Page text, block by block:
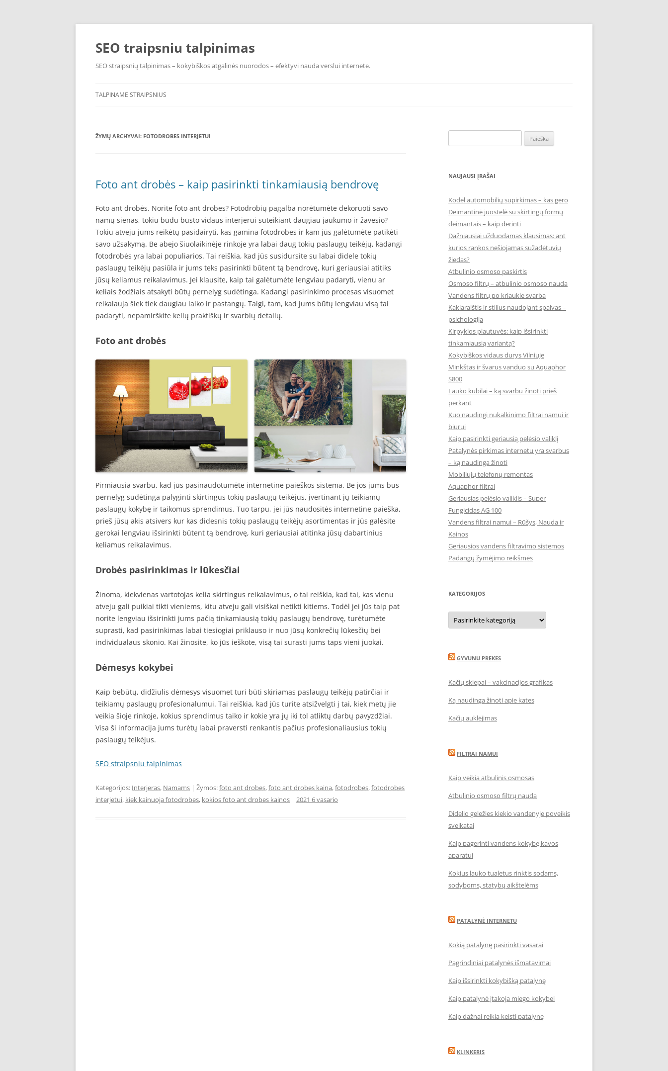
Pereiti
SEO traipsniu talpinimas
SEO straipsnių talpinimas – kokybiškos atgalinės nuorodos – efektyvi nauda verslui internete.
TALPINAME STRAIPSNIUS
ŽYMŲ ARCHYVAI: FOTODROBES INTERJETUI
Foto ant drobės – kaip pasirinkti tinkamiausią bendrovę
Foto ant drobės. Norite foto ant drobes? Fotodrobių pagalba norėtumėte dekoruoti savo
namų sienas, tokiu būdu būsto vidaus interjerui suteikiant daugiau jaukumo ir žavesio?
Tokiu atveju jums reikėtų pasidairyti, kas gamina fotodrobes ir kam jūs galėtumėte patikėti
savo užsakymą. Be abejo šiuolaikinėje rinkoje yra labai daug tokių paslaugų teikėjų, kadangi
fotodrobės yra labai populiarios. Tai reiškia, kad jūs susidursite su labai didele tokių
paslaugų teikėjų pasiūla ir jums teks pasirinkti būtent tą bendrovę, kuri geriausiai atitiks
jūsų keliamus reikalavimus. Jei klausite, kaip tai galėtumėte lengviau padaryti, vienu ar
keliais žodžiais atsakyti būtų pernelyg sudėtinga. Kadangi pasirinkimo procesas visuomet
reikalauja šiek tiek daugiau laiko ir pastangų. Taigi, tam, kad jums būtų lengviau visą tai
padaryti, nepamirškite kelių praktiškų ir svarbių detalių.
Foto ant drobės
Pirmiausia svarbu, kad jūs pasinaudotumėte internetine paieškos sistema. Be jos jums bus
pernelyg sudėtinga palyginti skirtingus tokių paslaugų teikėjus, įvertinant jų teikiamų
paslaugų kokybę ir taikomus sprendimus. Tuo tarpu, jei jūs naudositės internetine paieška,
prieš jūsų akis atsivers kur kas didesnis tokių paslaugų teikėjų asortimentas ir jūs galėsite
gerokai lengviau išsirinkti būtent tą bendrovę, kuri geriausiai atitinka jūsų dabartinius
keliamus reikalavimus.
Drobės pasirinkimas ir lūkesčiai
Žinoma, kiekvienas vartotojas kelia skirtingus reikalavimus, o tai reiškia, kad tai, kas vienu
atveju gali puikiai tikti vieniems, kitu atveju gali visiškai netikti kitiems. Todėl jei jūs taip pat
norite lengviau išsirinkti jums pačią tinkamiausią tokių paslaugų bendrovę, turėtumėte
suprasti, kad pasirinkimas labai tiesiogiai priklauso ir nuo jūsų konkrečių lūkesčių bei
individualaus skonio. Kai žinosite, ko jūs ieškote, visą tai surasti jums taps vieni juokai.
Dėmesys kokybei
Kaip bebūtų, didžiulis dėmesys visuomet turi būti skiriamas paslaugų teikėjų patirčiai ir
teikiamų paslaugų profesionalumui. Tai reiškia, kad jūs turite atsižvelgti į tai, kiek metų jie
veikia šioje rinkoje, kokius sprendimus taiko ir kokie yra jų iki tol atliktų darbų pavyzdžiai.
Visa ši informacija jums turėtų labai praversti renkantis pačius profesionaliausius tokių
paslaugų teikėjus.
SEO straipsniu talpinimas
Kategorijos: Interjeras, Namams | Žymos:foto ant drobes,foto ant drobes kaina,fotodrobes,fotodrobes
interjetui, kiek kainuoja fotodrobes, kokios foto ant drobes kainos | 2021 6 vasario
NAUJAUSI ĮRAŠAI
Kodėl automobilių supirkimas – kas gero
Deimantinė juostelė su skirtingų formų
deimantais – kaip derinti
Dažniausiai užduodamas klausimas: ant
kurios rankos nešiojamas sužadėtuvių
žiedas?
Atbulinio osmoso paskirtis
Osmoso filtrų – atbulinio osmoso nauda
Vandens filtrų po kriaukle svarba
Kaklaraištis ir stilius naudojant spalvas –
psichologija
Kirpyklos plautuvės: kaip išsirinkti
tinkamiausią variantą?
Kokybiškos vidaus durys Vilniuje
Minkštas ir švarus vanduo su Aquaphor
S800
Lauko kubilai – ką svarbu žinoti prieš
perkant
Kuo naudingi nukalkinimo filtrai namui ir
biurui
Kaip pasirinkti geriausią pelėsio valiklį
Patalynės pirkimas internetu yra svarbus
– ką naudinga žinoti
Mobiliųjų telefonų remontas
Aquaphor filtrai
Geriausias pelėsio valiklis – Super
Fungicidas AG 100
Vandens filtrai namui – Rūšys, Nauda ir
Kainos
Geriausios vandens filtravimo sistemos
Padangų žymėjimo reikšmės
KATEGORIJOS
Kategorijos
GYVUNU PREKES
Kačių skiepai – vakcinacijos grafikas
Ką naudinga žinoti apie kates
Kačių auklėjimas
FILTRAI NAMUI
Kaip veikia atbulinis osmosas
Atbulinio osmoso filtrų nauda
Didelio geležies kiekio vandenyje poveikis
sveikatai
Kaip pagerinti vandens kokybę kavos
aparatui
Kokius lauko tualetus rinktis sodams,
sodyboms, statybų aikštelėms
PATALYNĖ INTERNETU
Kokią patalynę pasirinkti vasarai
Pagrindiniai patalynės išmatavimai
Kaip išsirinkti kokybišką patalynę
Kaip patalynė įtakoja miego kokybei
Kaip dažnai reikia keisti patalynę
KLINKERIS